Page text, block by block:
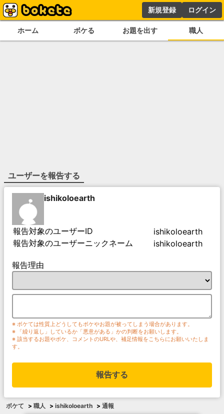
新規登録 ログイン
ホーム ボケる お題を出す 職人
ユーザーを報告する
ishikoloearth
報告対象のユーザーID
ishikoloearth
報告対象のユーザーニックネーム
ishikoloearth
報告理由
※ ボケては性質上どうしてもボケやお題が被ってしまう場合があります。
※ 「繰り返し」しているか「悪意がある」かの判断をお願いします。
※ 該当するお題やボケ、コメントのURLや、補足情報をこちらにお願いいたしま
す。
報告する
ボケて > 職人 > ishikoloearth > 通報